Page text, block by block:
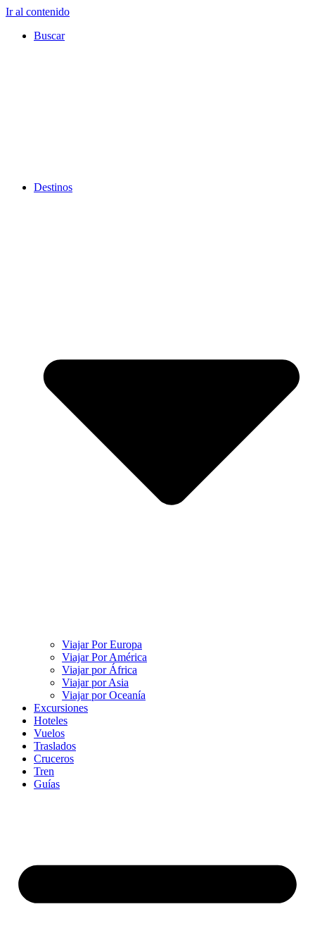
Ir al contenido
Buscar
Destinos
Viajar Por Europa
Viajar Por América
Viajar por África
Viajar por Asia
Viajar por Oceanía
Excursiones
Hoteles
Vuelos
Traslados
Cruceros
Tren
Guías